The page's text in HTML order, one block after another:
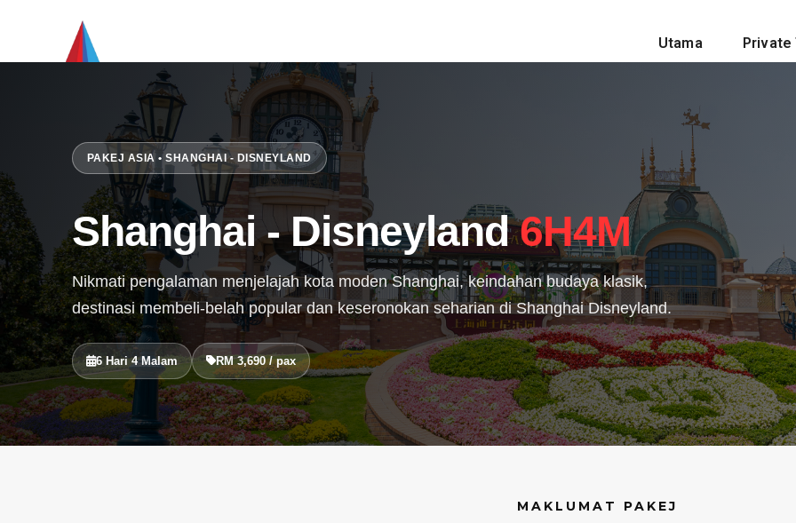
Utama Private
PAKEJ ASIA • SHANGHAI - DISNEYLAND
Shanghai - Disneyland6H4M
Nikmati pengalaman menjelajah kota moden Shanghai, keindahan budaya klasik,
destinasi membeli-belah popular dan keseronokan seharian di Shanghai Disneyland.
6 Hari 4 Malam RM 3,690 / pax
MAKLUMAT PAKEJ